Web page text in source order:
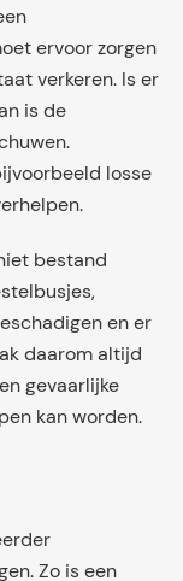
ervoor zorgen
verkeren. Is er
is de
losse
bestand
en er
daarom altijd
gevaarlijke
kan worden.
Zo is een